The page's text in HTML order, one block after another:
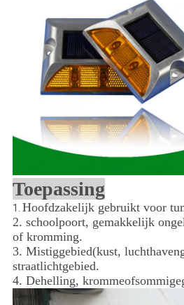
Toepassing
1. Hoofdzakelijk gebruikt voor
2. schoolpoort, gemakkelijk
of kromming.
3. Mistiggebied(kust,
straatlichtgebied.
4. Dehelling,